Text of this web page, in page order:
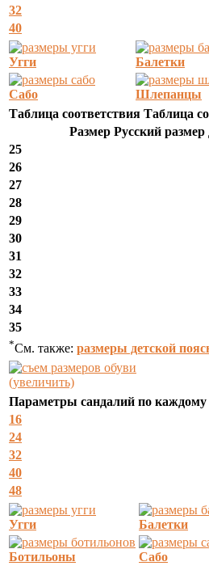
32
40
Угги Балетки
Сабо Шлепанцы
Таблица соответствия Таблица
Размер Русский
25
26
27
28
29
30
31
32
33
34
35
*См. также: размеры детской
(увеличить)
Параметры сандалий по
16
24
32
40
48
Угги Балетки
Ботильоны Сабо